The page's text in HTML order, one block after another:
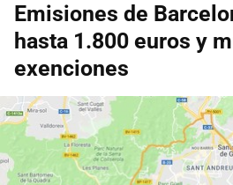
Emisiones de
hasta 1.800 euros y
exenciones